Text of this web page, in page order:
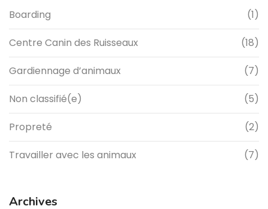
Boarding (1)
Centre Canin des Ruisseaux (18)
Gardiennage d’animaux (7)
Non classifié(e) (5)
Propreté (2)
Travailler avec les animaux (7)
Archives